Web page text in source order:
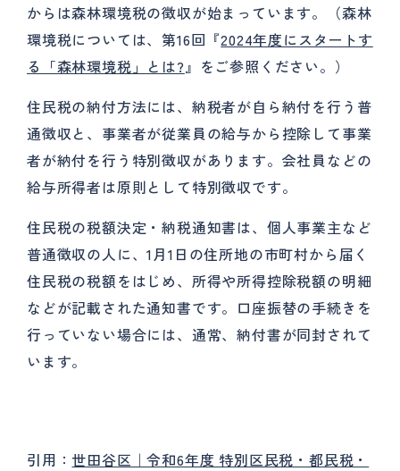
からは森林環境税の徴収が始まっています。（森林
環境税については、第16回『2024年度にスタートす
る「森林環境税」とは?』をご参照ください。）
住民税の納付方法には、納税者が自ら納付を行う普
通徴収と、事業者が従業員の給与から控除して事業
者が納付を行う特別徴収があります。会社員などの
給与所得者は原則として特別徴収です。
住民税の税額決定・納税通知書は、個人事業主など
普通徴収の人に、1月1日の住所地の市町村から届く
住民税の税額をはじめ、所得や所得控除税額の明細
などが記載された通知書です。口座振替の手続きを
行っていない場合には、通常、納付書が同封されて
います。
引用： 世田谷区｜令和6年度 特別区民税・都民税・